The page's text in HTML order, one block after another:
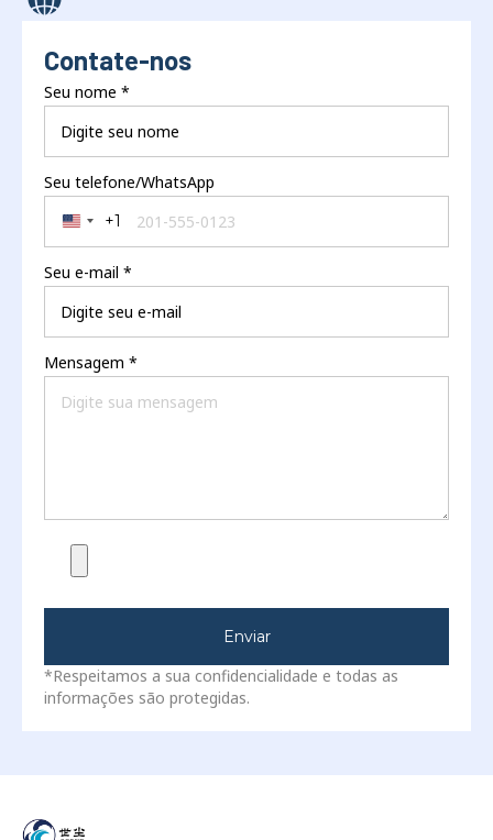
Contate-nos
Seu nome *
Seu telefone/WhatsApp
United States +1
+1
Seu e-mail *
Mensagem *
Enviar
*Respeitamos a sua confidencialidade e todas as
informações são protegidas.